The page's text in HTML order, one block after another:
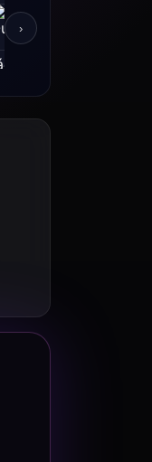
FM
Tefé, AM
›